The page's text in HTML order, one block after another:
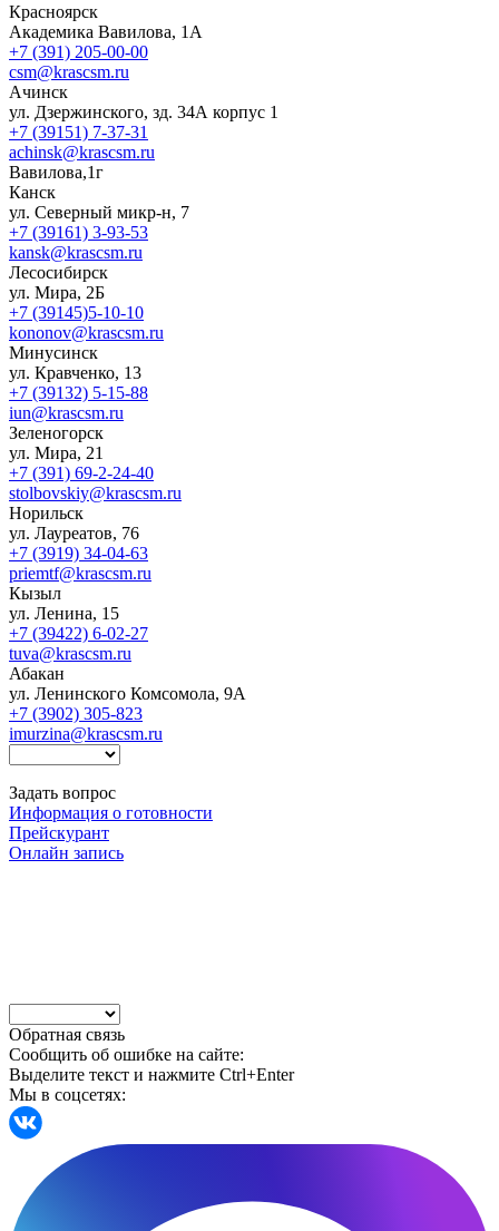
Красноярск
Академика Вавилова, 1А
+7 (391) 205-00-00
csm@krascsm.ru
Ачинск
ул. Дзержинского, зд. 34А корпус 1
+7 (39151) 7-37-31
achinsk@krascsm.ru
Вавилова,1г
Канск
ул. Северный микр-н, 7
+7 (39161) 3-93-53
kansk@krascsm.ru
Лесосибирск
ул. Мира, 2Б
+7 (39145)5-10-10
kononov@krascsm.ru
Минусинск
ул. Кравченко, 13
+7 (39132) 5-15-88
iun@krascsm.ru
Зеленогорск
ул. Мира, 21
+7 (391) 69-2-24-40
stolbovskiy@krascsm.ru
Норильск
ул. Лауреатов, 76
+7 (3919) 34-04-63
priemtf@krascsm.ru
Кызыл
ул. Ленина, 15
+7 (39422) 6-02-27
tuva@krascsm.ru
Абакан
ул. Ленинского Комсомола, 9А
+7 (3902) 305-823
imurzina@krascsm.ru
Задать вопрос
Информация о готовности
Прейскурант
Онлайн запись
Обратная связь
Сообщить об ошибке на сайте:
Выделите текст и нажмите Ctrl+Enter
Мы в соцсетях: